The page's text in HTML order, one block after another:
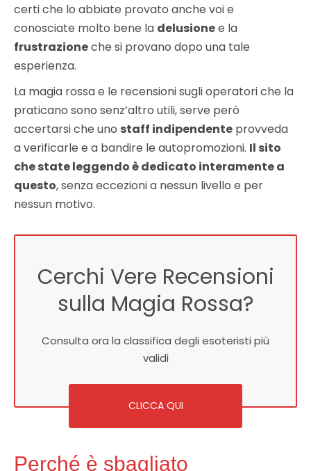
certi che lo abbiate provato anche voi e
conosciate molto bene la delusionee la
frustrazioneche si provano dopo una tale
esperienza.
La magia rossa e le recensioni sugli operatori che la
praticano sono senz’altro utili, serve però
accertarsi che uno staff indipendente provveda
a verificarle e a bandire le autopromozioni. Il sito
che state leggendo è dedicato interamente a
questo, senza eccezioni a nessun livello e per
nessun motivo.
Cerchi Vere Recensioni
sulla Magia Rossa?
Consulta ora la classifica degli esoteristi più
validi
CLICCA QUI
Perché è sbagliato